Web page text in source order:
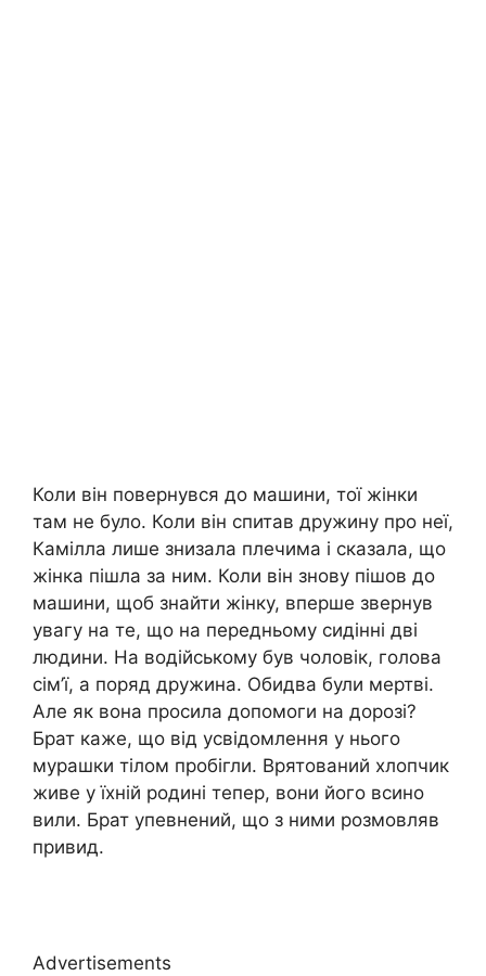
Коли він повернувся до машини, тої жінки
там не було. Коли він спитав дружину про неї,
Камілла лише знизала плечима і сказала, що
жінка пішла за ним. Коли він знову пішов до
машини, щоб знайти жінку, вперше звернув
увагу на те, що на передньому сидінні дві
людини. На водійському був чоловік, голова
сім’ї, а поряд дружина. Обидва були мертві.
Але як вона просила допомоги на дорозі?
Брат каже, що від усвідомлення у нього
мурашки тілом пробігли. Врятований хлопчик
живе у їхній родині тепер, вони його всино
вили. Брат упевнений, що з ними розмовляв
привид.
Advertisements